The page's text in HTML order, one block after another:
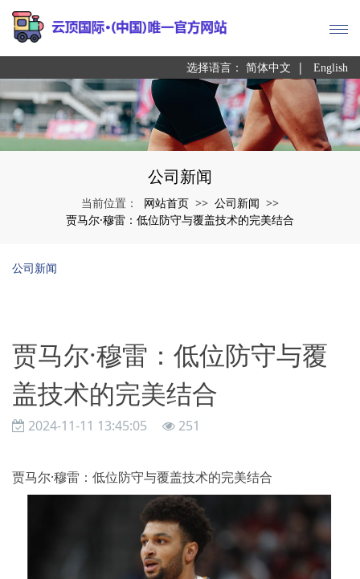
选择语言： 简体中文 | English
公司新闻
当前位置： 网站首页 >> 公司新闻 >>
贾马尔·穆雷：低位防守与覆盖技术的完美结合
公司新闻
贾马尔·穆雷：低位防守与覆
盖技术的完美结合
2024-11-11 13:45:05 251
贾马尔·穆雷：低位防守与覆盖技术的完美结合